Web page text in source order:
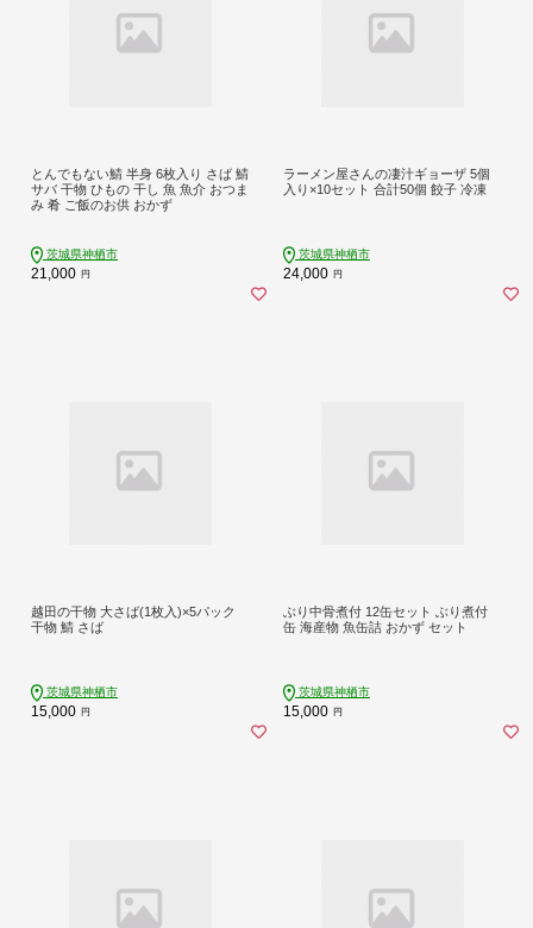
とんでもない鯖 半身 6枚入り さば 鯖
サバ 干物 ひもの 干し 魚 魚介 おつま
み 肴 ご飯のお供 おかず
茨城県神栖市
21,000 円
ラーメン屋さんの凄汁ギョーザ 5個
入り×10セット 合計50個 餃子 冷凍
茨城県神栖市
24,000 円
越田の干物 大さば(1枚入)×5パック
干物 鯖 さば
茨城県神栖市
15,000 円
ぶり中骨煮付 12缶セット ぶり煮付
缶 海産物 魚缶詰 おかず セット
茨城県神栖市
15,000 円